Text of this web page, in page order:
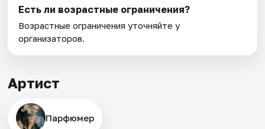
Есть ли возрастные ограничения?
Возрастные ограничения уточняйте у
организаторов.
Артист
Парфюмер